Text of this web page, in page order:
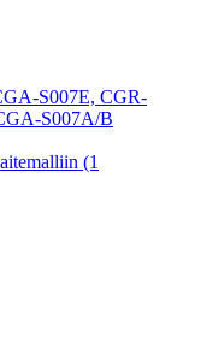
S007E, CGR-
S007A/B
(1